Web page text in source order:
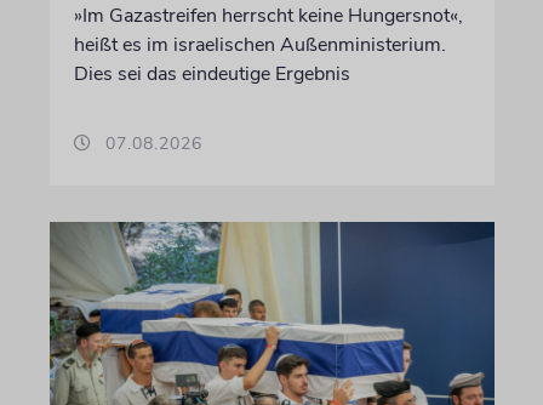
»Im Gazastreifen herrscht keine Hungersnot«,
heißt es im israelischen Außenministerium.
Dies sei das eindeutige Ergebnis
07.08.2026